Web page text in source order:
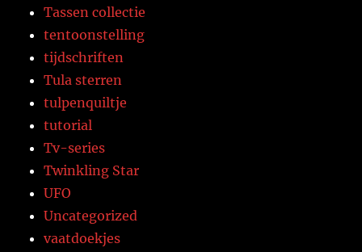
Tassen collectie
tentoonstelling
tijdschriften
Tula sterren
tulpenquiltje
tutorial
Tv-series
Twinkling Star
UFO
Uncategorized
vaatdoekjes